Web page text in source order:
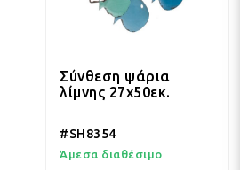
Σύνθεση ψάρια
λίμνης 27x50εκ.
#SH8354
Άμεσα διαθέσιμο